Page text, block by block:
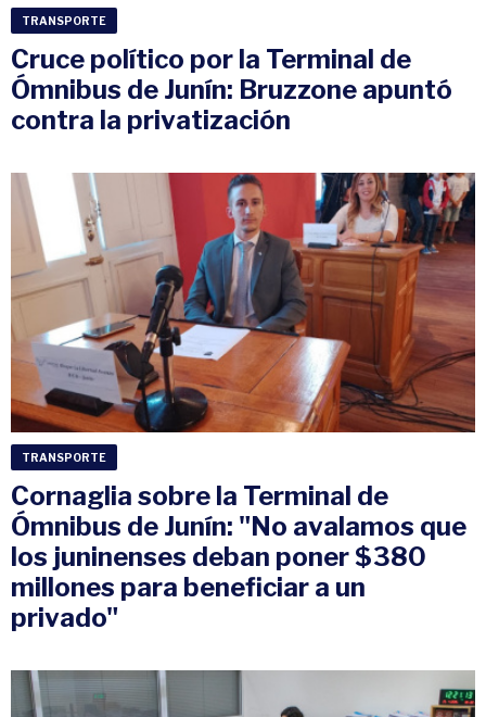
TRANSPORTE
Cruce político por la Terminal de
Ómnibus de Junín: Bruzzone apuntó
contra la privatización
TRANSPORTE
Cornaglia sobre la Terminal de
Ómnibus de Junín: "No avalamos que
los juninenses deban poner $380
millones para beneficiar a un
privado"